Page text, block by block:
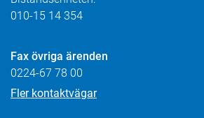
010-15 14 354
Fax övriga ärenden
0224-67 78 00
Fler kontaktvägar